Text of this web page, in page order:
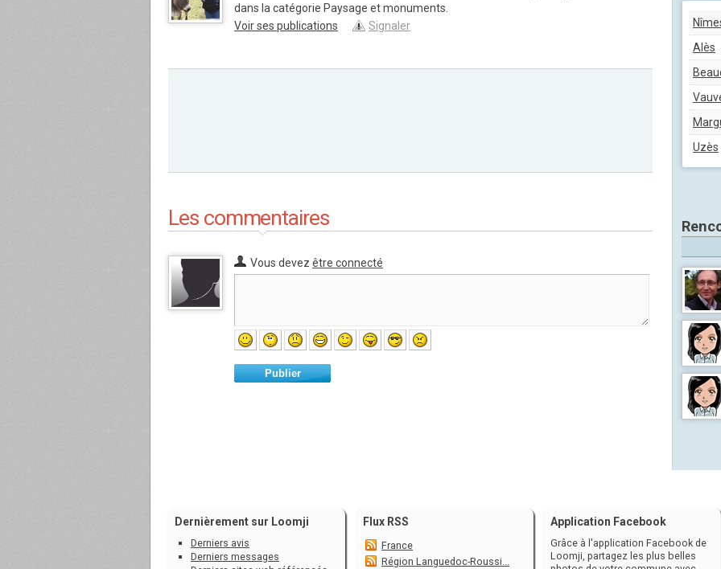
dans la catégorie Paysage et monuments.
Voir ses publications
Signaler
Les commentaires
Vous devez être connecté
Publier
Alès
Uzès
Dernièrement sur Loomji
Derniers avis
Derniers messages
Flux RSS
France
Région Languedoc-Roussi...
Application Facebook
Grâce à l'application Facebook de
Loomji, partagez les plus belles